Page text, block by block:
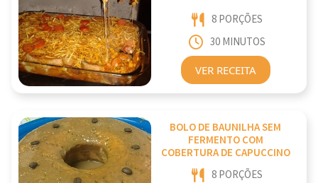
8 PORÇÕES
30 MINUTOS
VER RECEITA
BOLO DE BAUNILHA SEM
FERMENTO COM
COBERTURA DE CAPUCCINO
8 PORÇÕES